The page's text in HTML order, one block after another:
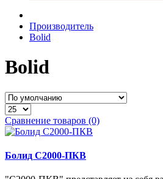
Производитель
Bolid
Bolid
Сравнение товаров (0)
Болид С2000-ПКВ